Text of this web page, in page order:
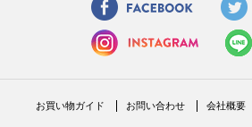
お買い物ガイド お問い合わせ 会社概要